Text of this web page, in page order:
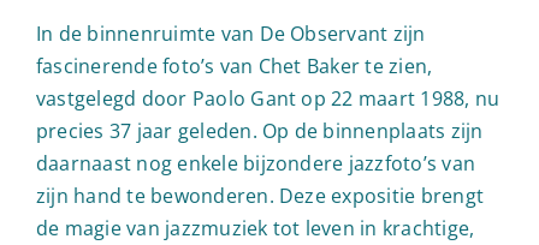
In de binnenruimte van De Observant zijn
fascinerende foto’s van Chet Baker te zien,
vastgelegd door Paolo Gant op 22 maart 1988, nu
precies 37 jaar geleden. Op de binnenplaats zijn
daarnaast nog enkele bijzondere jazzfoto’s van
zijn hand te bewonderen. Deze expositie brengt
de magie van jazzmuziek tot leven in krachtige,